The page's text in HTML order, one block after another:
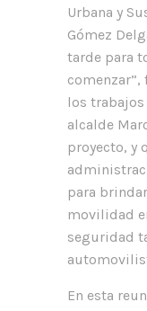
Urbana y
Gómez
tarde para
comenzar”,
los trabajos
alcalde
proyecto, y
para
movilidad
seguridad
En esta